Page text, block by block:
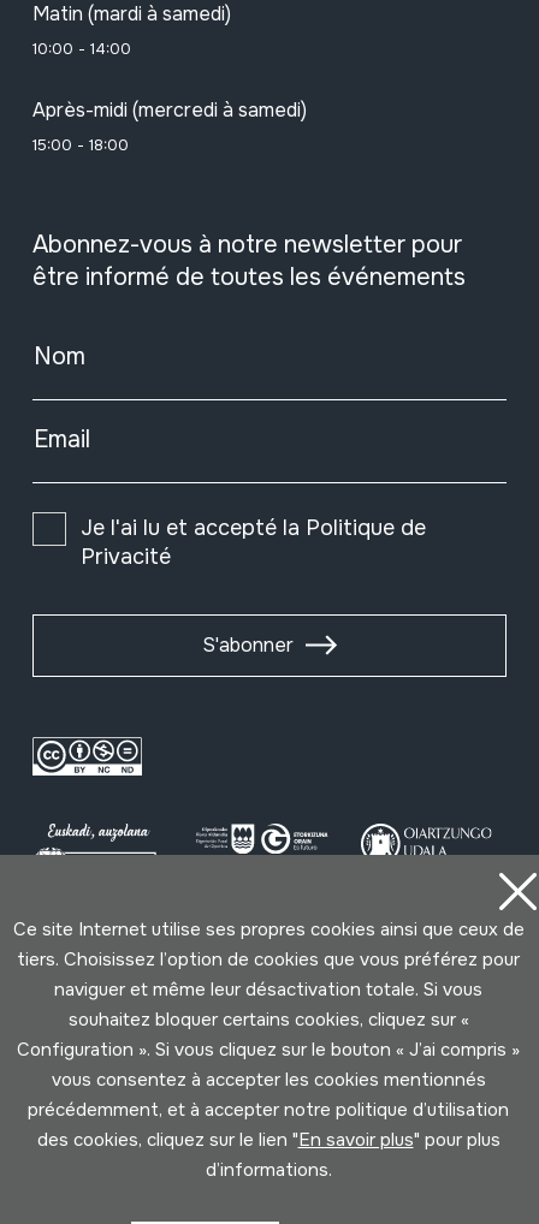
Matin (mardi à samedi)
10:00 - 14:00
Après-midi (mercredi à samedi)
15:00 - 18:00
Abonnez-vous à notre newsletter pour
être informé de toutes les événements
Nom
Email
Je l'ai lu et accepté la Politique de
Privacité
S'abonner
Conditions d'Utilisation
Politique de Privacité
Cookies politique
Développé par Lotura
Ce site Internet utilise ses propres cookies ainsi que ceux de
tiers. Choisissez l’option de cookies que vous préférez pour
naviguer et même leur désactivation totale. Si vous
souhaitez bloquer certains cookies, cliquez sur «
Configuration ». Si vous cliquez sur le bouton « J’ai compris »
vous consentez à accepter les cookies mentionnés
précédemment, et à accepter notre politique d’utilisation
des cookies, cliquez sur le lien "En savoir plus" pour plus
d’informations.